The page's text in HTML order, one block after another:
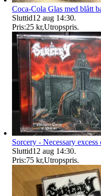
Coca-Cola Glas med blått
Sluttid12 aug 14:30.
Pris:25 kr,Utropspris.
Sorcery - Necessary
Sluttid12 aug 14:30.
Pris:75 kr,Utropspris.